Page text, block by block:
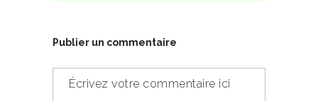
Publier un commentaire